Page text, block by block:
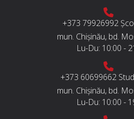
+373 79926992
mun. Chișinău, bd.
Lu-Du: 10:00 -
+373 60699662
mun. Chișinău, bd.
Lu-Du: 10:00 -